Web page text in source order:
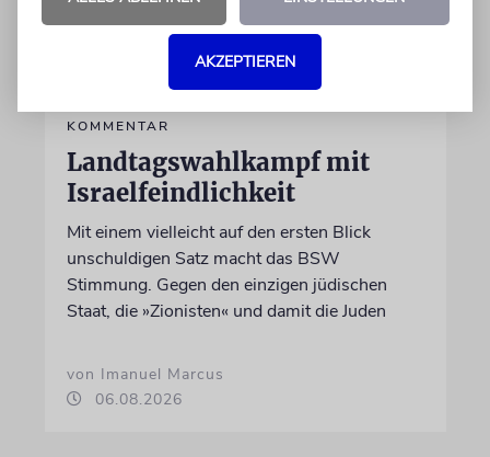
KOMMENTAR
Landtagswahlkampf mit
Israelfeindlichkeit
Mit einem vielleicht auf den ersten Blick
unschuldigen Satz macht das BSW
Stimmung. Gegen den einzigen jüdischen
Staat, die »Zionisten« und damit die Juden
von Imanuel Marcus
06.08.2026
AKZEPTIEREN